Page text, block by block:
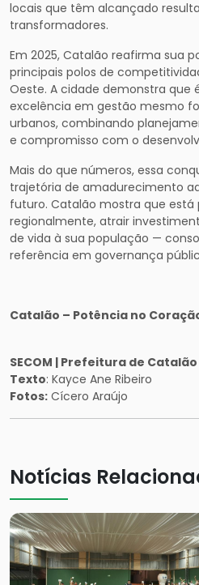
locais que têm alcançado
transformadores.
Em 2025, Catalão reafirma sua
principais polos de
Oeste. A cidade demonstra que
excelência em gestão mesmo
urbanos, combinando
e compromisso com o
Mais do que números, essa
trajetória de amadurecimento
futuro. Catalão mostra que está
regionalmente, atrair
de vida à sua população —
referência em governança
Catalão – Potência no
SECOM | Prefeitura de Catalão
Texto: Kayce Ane Ribeiro
Fotos: Cícero Araújo
Notícias